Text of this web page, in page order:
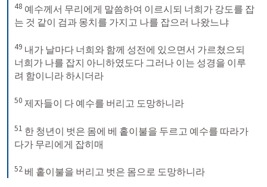
48 예수께서 무리에게 말씀하여 이르시되 너희가 강도를 잡
는 것 같이 검과 몽치를 가지고 나를 잡으러 나왔느냐
49 내가 날마다 너희와 함께 성전에 있으면서 가르쳤으되
너희가 나를 잡지 아니하였도다 그러나 이는 성경을 이루
려 함이니라 하시더라
50 제자들이 다 예수를 버리고 도망하니라
51 한 청년이 벗은 몸에 베 홑이불을 두르고 예수를 따라가
다가 무리에게 잡히매
52 베 홑이불을 버리고 벗은 몸으로 도망하니라